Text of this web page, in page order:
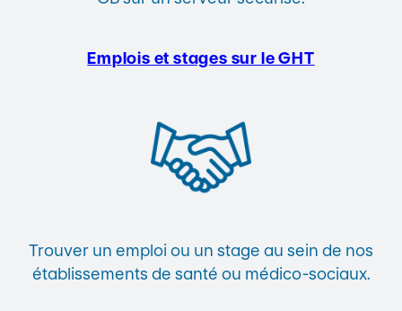
Emplois et stages sur le GHT
Trouver un emploi ou un stage au sein de nos
établissements de santé ou médico-sociaux.